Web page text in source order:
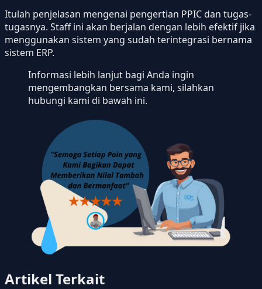
Itulah penjelasan mengenai pengertian PPIC dan tugas-
tugasnya. Staff ini akan berjalan dengan lebih efektif jika
menggunakan sistem yang sudah terintegrasi bernama
sistem ERP.
Informasi lebih lanjut bagi Anda ingin
mengembangkan bersama kami, silahkan
hubungi kami di bawah ini.
Artikel Terkait